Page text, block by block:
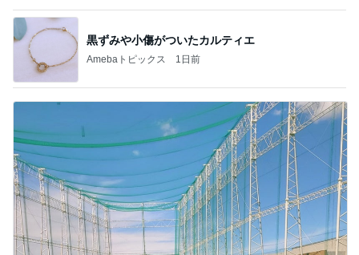
黒ずみや小傷がついたカルティエ
Amebaトピックス 1日前